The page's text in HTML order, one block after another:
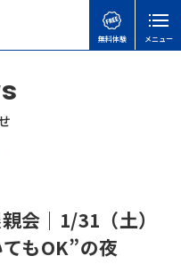
無料体験 メニュー
会｜1/31（土）
もOK”の夜
方で
つする？親が知って
面で
に｜高卒認定試験の
かりやすく解説
悩みで
ごとの教育支援セン